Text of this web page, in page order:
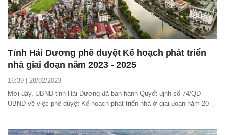
Tỉnh Hải Dương phê duyệt Kế hoạch phát triển
nhà giai đoạn năm 2023 - 2025
16:39 | 28/02/2023
Mới đây, UBND tỉnh Hải Dương đã ban hành Quyết định số 74/QĐ-
UBND về việc phê duyệt Kế hoạch phát triển nhà ở giai đoạn năm 2023